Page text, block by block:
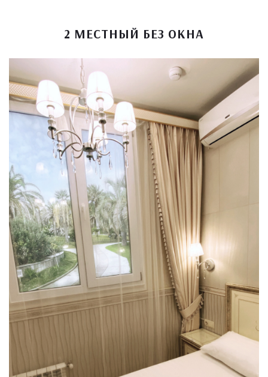
2 МЕСТНЫЙ БЕЗ ОКНА